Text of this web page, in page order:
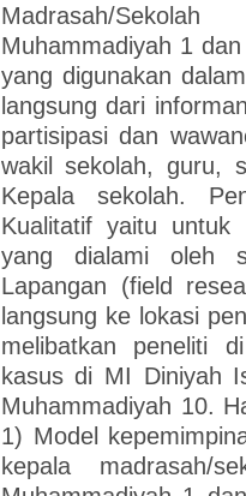
Madrasah/
Muhammadiyah 1
yang digunakan
langsung dari
partisipasi dan
wakil sekolah, guru,
Kepala sekolah.
Kualitatif yaitu untuk
yang dialami oleh
Lapangan (field
langsung ke lokasi
melibatkan peneliti
kasus di MI Diniyah
Muhammadiyah 10.
1) Model
kepala madrasah/